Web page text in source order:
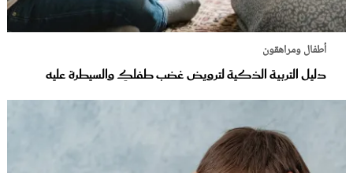
أطفال ومراهقون
دليل التربية الذكية لترويض غضب طفلكِ والسيطرة عليه